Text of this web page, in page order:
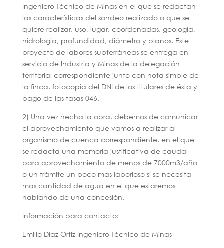
Ingeniero Técnico de Minas en el que se redactan
las características del sondeo realizado o que se
quiere realizar, uso, lugar, coordenadas, geología,
hidrologia, profundidad, diámetro y planos. Este
proyecto de labores subterráneas se entrega en
servicio de Industria y Minas de la delegación
territorial correspondiente junto con nota simple de
la finca, fotocopia del DNI de los titulares de ésta y
pago de las tasas 046.
2) Una vez hecha la obra, debemos de comunicar
el aprovechamiento que vamos a realizar al
organismo de cuenca correspondiente, en el que
se redacta una memoria justificativa de caudal
para aprovechamiento de menos de 7000m3/año
o un trámite un poco mas laborioso si se necesita
mas cantidad de agua en el que estaremos
hablando de una concesión.
Información para contacto:
Emilio Díaz Ortiz Ingeniero Técnico de Minas